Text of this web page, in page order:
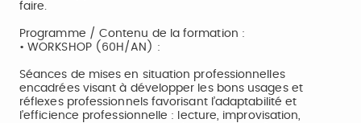
faire.
Programme / Contenu de la formation :
• WORKSHOP (60H/AN) :
Séances de mises en situation professionnelles
encadrées visant à développer les bons usages et
réflexes professionnels favorisant l’adaptabilité et
l’efficience professionnelle : lecture, improvisation,